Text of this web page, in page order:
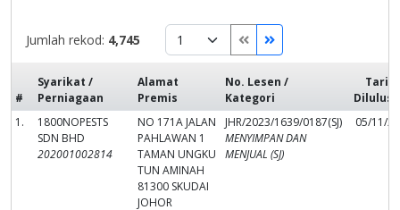
Jumlah rekod: 4,745
#
Syarikat /
Perniagaan
Alamat
Premis
No. Lesen /
Kategori
1.
1800NOPESTS
SDN BHD
202001002814
NO 171A JALAN
PAHLAWAN 1
TAMAN UNGKU
TUN AMINAH
81300 SKUDAI
JOHOR
JHR/2023/1639/0187(SJ)
MENYIMPAN DAN
MENJUAL (SJ)
05/11/